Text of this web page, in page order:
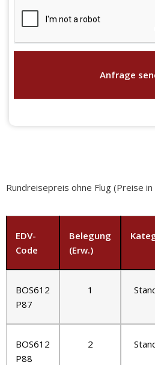
Anfrage
Rundreisepreis ohne Flug (Preise in
EDV-
Code
Belegung
(Erw.)
BOS612
P87
1
BOS612
P88
2